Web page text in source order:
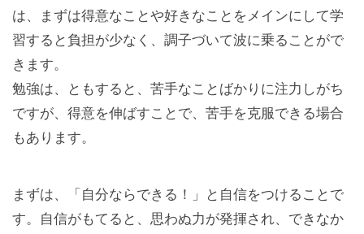
は、まずは得意なことや好きなことをメインにして学
習すると負担が少なく、調子づいて波に乗ることがで
きます。
勉強は、ともすると、苦手なことばかりに注力しがち
ですが、得意を伸ばすことで、苦手を克服できる場合
もあります。
まずは、「自分ならできる！」と自信をつけることで
す。自信がもてると、思わぬ力が発揮され、できなか